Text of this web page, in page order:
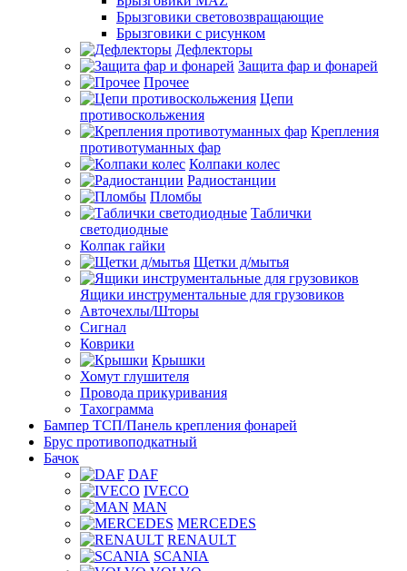
Брызговики световозвращающие
Брызговики с рисунком
Дефлекторы
Защита фар и фонарей
Прочее
Цепи
противоскольжения
Крепления
противотуманных фар
Колпаки колес
Радиостанции
Пломбы
Таблички
светодиодные
Колпак гайки
Щетки д/мытья
Ящики инструментальные для грузовиков
Авточехлы/Шторы
Сигнал
Коврики
Крышки
Хомут глушителя
Провода прикуривания
Тахограмма
Бампер ТСП/Панель крепления фонарей
Брус противоподкатный
Бачок
DAF
IVECO
MAN
MERCEDES
RENAULT
SCANIA